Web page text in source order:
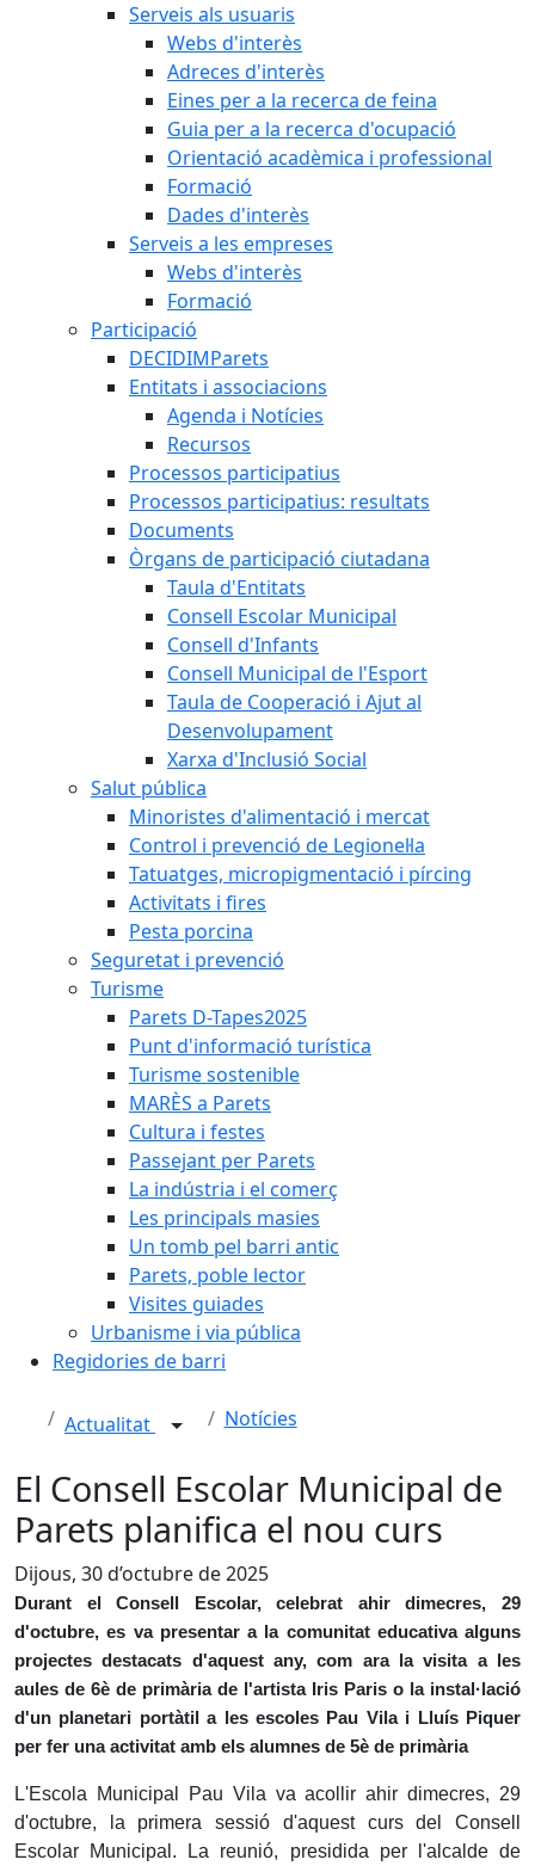
Serveis als usuaris
Webs d'interès
Adreces d'interès
Eines per a la recerca de feina
Guia per a la recerca d'ocupació
Orientació acadèmica i professional
Formació
Dades d'interès
Serveis a les empreses
Webs d'interès
Formació
Participació
DECIDIMParets
Entitats i associacions
Agenda i Notícies
Recursos
Processos participatius
Processos participatius: resultats
Documents
Òrgans de participació ciutadana
Taula d'Entitats
Consell Escolar Municipal
Consell d'Infants
Consell Municipal de l'Esport
Taula de Cooperació i Ajut al
Desenvolupament
Xarxa d'Inclusió Social
Salut pública
Minoristes d'alimentació i mercat
Control i prevenció de Legionel·la
Tatuatges, micropigmentació i pírcing
Activitats i fires
Pesta porcina
Seguretat i prevenció
Turisme
Parets D-Tapes2025
Punt d'informació turística
Turisme sostenible
MARÈS a Parets
Cultura i festes
Passejant per Parets
La indústria i el comerç
Les principals masies
Un tomb pel barri antic
Parets, poble lector
Visites guiades
Urbanisme i via pública
Regidories de barri
Actualitat Notícies
El Consell Escolar Municipal de
Parets planifica el nou curs
Dijous, 30 d’octubre de 2025
Durant el Consell Escolar, celebrat ahir dimecres, 29
d'octubre, es va presentar a la comunitat educativa alguns
projectes destacats d'aquest any, com ara la visita a les
aules de 6è de primària de l'artista Iris Paris o la instal·lació
d'un planetari portàtil a les escoles Pau Vila i Lluís Piquer
per fer una activitat amb els alumnes de 5è de primària
L'Escola Municipal Pau Vila va acollir ahir dimecres, 29
d'octubre, la primera sessió d'aquest curs del Consell
Escolar Municipal. La reunió, presidida per l'alcalde de